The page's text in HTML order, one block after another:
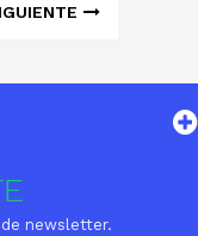
newsletter.